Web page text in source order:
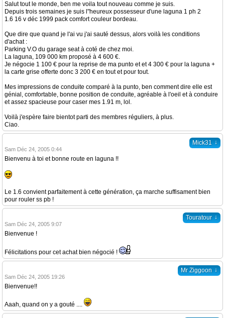
Salut tout le monde, ben me voila tout nouveau comme je suis.
Depuis trois semaines je suis l"heureux possesseur d'une laguna 1 ph 2
1.6 16 v déc 1999 pack comfort couleur bordeau.
Que dire que quand je l'ai vu j'ai sauté dessus, alors voilà les conditions
d'achat :
Parking V.O du garage seat à coté de chez moi.
La laguna, 109 000 km proposé à 4 600 €.
Je négocie 1 100 € pour la reprise de ma punto et et 4 300 € pour la laguna +
la carte grise offerte donc 3 200 € en tout et pour tout.
Mes impressions de conduite comparé à la punto, ben comment dire elle est
génial, comfortable, bonne position de conduite, agréable à l'oeil et à conduire
et assez spacieuse pour caser mes 1.91 m, lol.
Voilà j'espère faire bientot parti des membres réguliers, à plus.
Ciao.
Mick31 ↓
Sam Déc 24, 2005 0:44
Bienvenu à toi et bonne route en laguna !!
Le 1.6 convient parfaitement à cette génération, ça marche suffisament bien
pour rouler ss pb !
Touratour ↓
Sam Déc 24, 2005 9:07
Bienvenue !
Félicitations pour cet achat bien négocié !
Mr Ziggoon ↓
Sam Déc 24, 2005 19:26
Bienvenue!!
Aaah, quand on y a gouté ....